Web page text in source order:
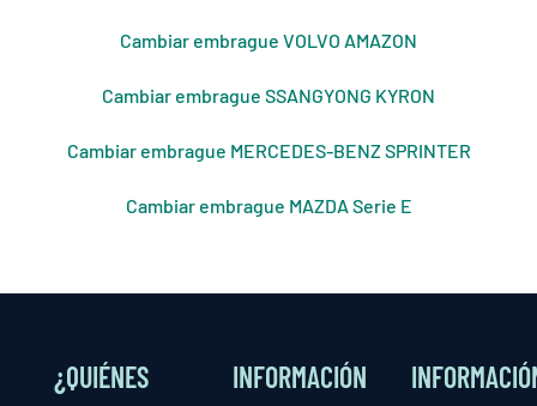
Cambiar embrague VOLVO AMAZON
Cambiar embrague SSANGYONG KYRON
Cambiar embrague MERCEDES-BENZ SPRINTER
Cambiar embrague MAZDA Serie E
¿QUIÉNES
INFORMACIÓN